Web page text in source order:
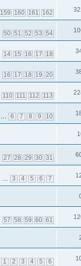
159 160 161 162
50 51 52 53 54
14 15 16 17 18
16 17 18 19 20
110 111 112 113
… 6 7 8 9 10
27 28 29 30 31
… 3 4 5 6 7
57 58 59 60 61
1 2 3 4 5 6